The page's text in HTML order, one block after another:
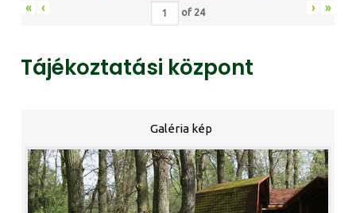
« ‹ of 24 › »
Tájékoztatási központ
Galéria kép